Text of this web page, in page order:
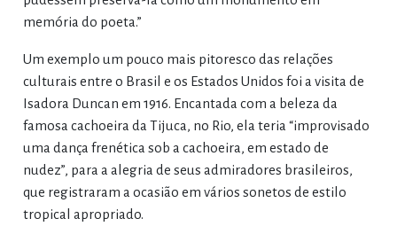
memória do poeta.”
Um exemplo um pouco mais pitoresco das relações
culturais entre o Brasil e os Estados Unidos foi a visita de
Isadora Duncan em 1916. Encantada com a beleza da
famosa cachoeira da Tijuca, no Rio, ela teria “improvisado
uma dança frenética sob a cachoeira, em estado de
nudez”, para a alegria de seus admiradores brasileiros,
que registraram a ocasião em vários sonetos de estilo
tropical apropriado.